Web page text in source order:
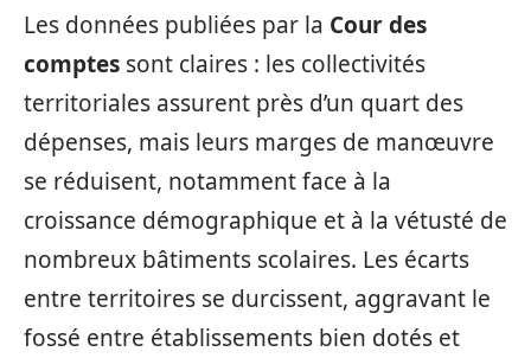
Les données publiées par la Cour des
comptes sont claires : les collectivités
territoriales assurent près d’un quart des
dépenses, mais leurs marges de manœuvre
se réduisent, notamment face à la
croissance démographique et à la vétusté de
nombreux bâtiments scolaires. Les écarts
entre territoires se durcissent, aggravant le
fossé entre établissements bien dotés et